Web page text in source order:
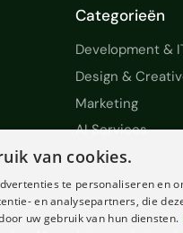
Categorieën
Development &
Design &
Marketing
AI Services
van cookies.
te personaliseren en
en analysepartners, die
uw gebruik van hun diensten.